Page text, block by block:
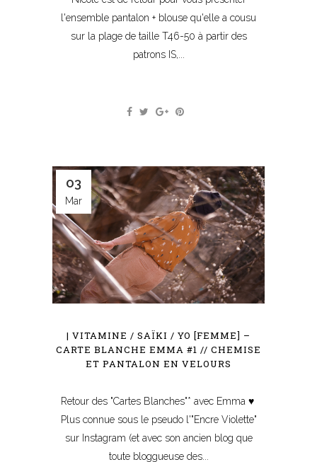
l'ensemble pantalon + blouse qu'elle a cousu
sur la plage de taille T46-50 à partir des
patrons IS,...
03
Mar
| VITAMINE / SAÏKI / YO [FEMME] –
CARTE BLANCHE EMMA #1 // CHEMISE
ET PANTALON EN VELOURS
Retour des "Cartes Blanches"* avec Emma ♥
Plus connue sous le pseudo l'"Encre Violette"
sur Instagram (et avec son ancien blog que
toute bloggueuse des...